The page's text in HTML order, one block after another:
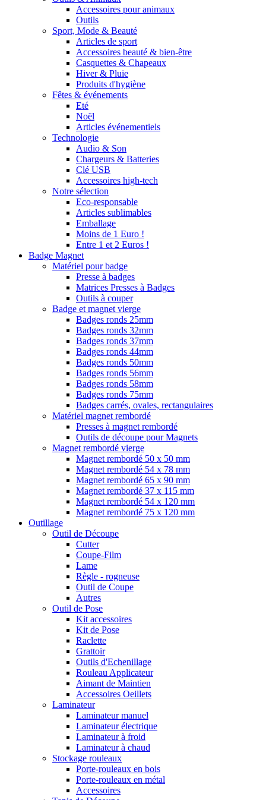
Accessoires pour animaux
Outils
Sport, Mode & Beauté
Articles de sport
Accessoires beauté & bien-être
Casquettes & Chapeaux
Hiver & Pluie
Produits d'hygiène
Fêtes & événements
Eté
Noël
Articles événementiels
Technologie
Audio & Son
Chargeurs & Batteries
Clé USB
Accessoires high-tech
Notre sélection
Eco-responsable
Articles sublimables
Emballage
Moins de 1 Euro !
Entre 1 et 2 Euros !
Badge Magnet
Matériel pour badge
Presse à badges
Matrices Presses à Badges
Outils à couper
Badge et magnet vierge
Badges ronds 25mm
Badges ronds 32mm
Badges ronds 37mm
Badges ronds 44mm
Badges ronds 50mm
Badges ronds 56mm
Badges ronds 58mm
Badges ronds 75mm
Badges carrés, ovales, rectangulaires
Matériel magnet rembordé
Presses à magnet rembordé
Outils de découpe pour Magnets
Magnet rembordé vierge
Magnet rembordé 50 x 50 mm
Magnet rembordé 54 x 78 mm
Magnet rembordé 65 x 90 mm
Magnet rembordé 37 x 115 mm
Magnet rembordé 54 x 120 mm
Magnet rembordé 75 x 120 mm
Outillage
Outil de Découpe
Cutter
Coupe-Film
Lame
Règle - rogneuse
Outil de Coupe
Autres
Outil de Pose
Kit accessoires
Kit de Pose
Raclette
Grattoir
Outils d'Echenillage
Rouleau Applicateur
Aimant de Maintien
Accessoires Oeillets
Laminateur
Laminateur manuel
Laminateur électrique
Laminateur à froid
Laminateur à chaud
Stockage rouleaux
Porte-rouleaux en bois
Porte-rouleaux en métal
Accessoires